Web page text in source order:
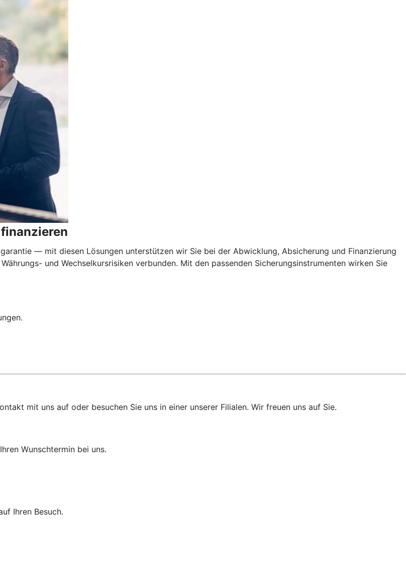
— mit diesen Lösungen unterstützen wir Sie bei der Abwicklung, Absicherung und Finanzierung
und Wechselkursrisiken verbunden. Mit den passenden Sicherungsinstrumenten wirken Sie
mit uns auf oder besuchen Sie uns in einer unserer Filialen. Wir freuen uns auf Sie.
Wunschtermin bei uns.
Ihren Besuch.